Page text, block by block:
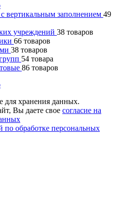
вертикальным заполнением 49
учреждений 38 товаров
66 товаров
38 товаров
54 товара
86 товаров
для хранения данных.
Вы даете свое согласие на
по обработке персональных